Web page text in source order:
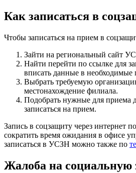
Как записаться в
Чтобы записаться на прием в
Зайти на региональный сайт
Найти перейти по ссылке для
вписать данные в необходимые
Выбрать требуемую
местонахождение филиала.
Подобрать нужные для приема
записаться на прием.
Запись в соцзащиту через интернет
сократить время ожидания в офисе
записаться в УСЗН можно также по
Жалоба на социальную